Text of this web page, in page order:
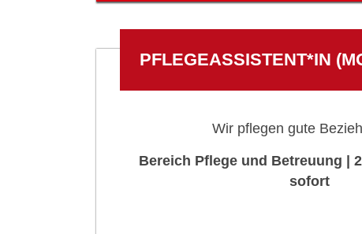
PFLEGEASSISTENT*IN
Wir pflegen gute
Bereich Pflege und Betreuung |
sofort